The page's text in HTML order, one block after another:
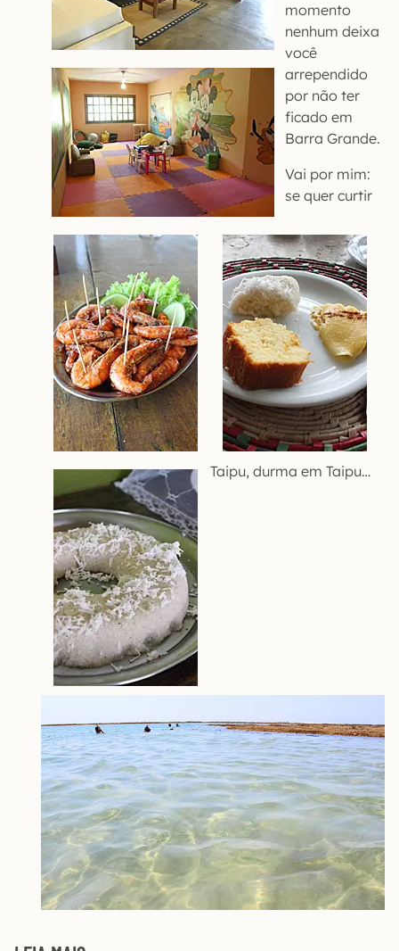
momento
nenhum deixa
você
arrependido
por não ter
ficado em
Barra Grande.
Vai por mim:
se quer curtir
Taipu, durma em Taipu…